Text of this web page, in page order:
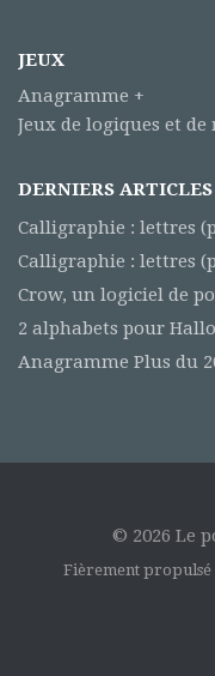
JEUX
Anagramme +
Jeux de logiques et de
DERNIERS ARTICLES
Calligraphie : lettres
Calligraphie : lettres
Crow, un logiciel de
2 alphabets pour
Anagramme Plus du
© 2026 Le
Fièrement propulsé